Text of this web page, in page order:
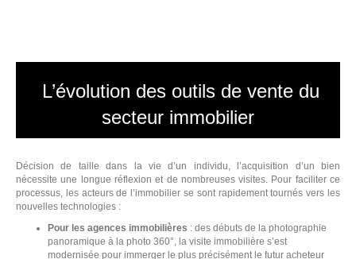
L’évolution des outils de vente du
secteur immobilier
Décision de taille dans la vie d’un individu, l’acquisition d’un bien
nécessite une longue réflexion et de nombreuses visites. Pour faciliter ce
processus, les acteurs de l’immobilier se sont rapidement tournés vers les
nouvelles technologies :
Pour les agences immobilières : des débuts de la photographie
panoramique à la photo 360°, la visite immobilière s’est
modernisée pour immerger le plus précisément le futur acheteur